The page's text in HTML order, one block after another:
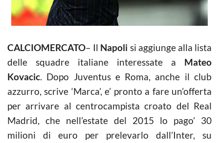
CALCIOMERCATO– Il Napoli si aggiunge alla lista
delle squadre italiane interessate a Mateo
Kovacic. Dopo Juventus e Roma, anche il club
azzurro, scrive ‘Marca’, e’ pronto a fare un’offerta
per arrivare al centrocampista croato del Real
Madrid, che nell’estate del 2015 lo pago’ 30
milioni di euro per prelevarlo dall’Inter, su